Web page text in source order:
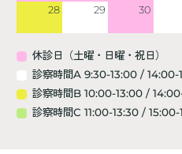
28 29 30
休診日（土曜・日曜・祝日）
診察時間A 9:30-13:00 / 14:00-
診察時間B 10:00-13:00 /
診察時間C 11:00-13:30 / 15:00-